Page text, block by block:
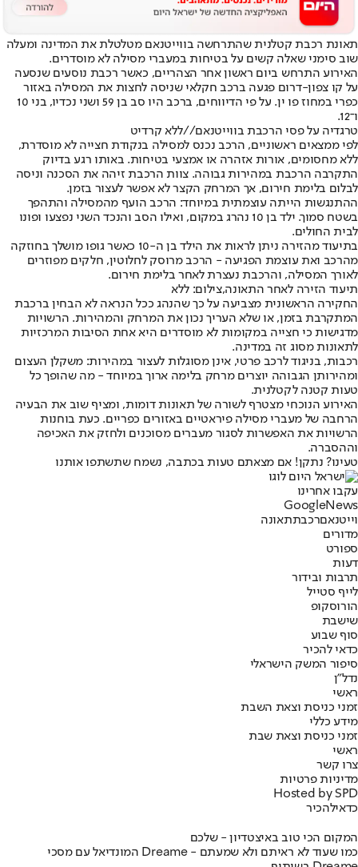
תאונת רכבת קטלנית שהתרחשה בווייטנאם מטלטלת את המדינה ומעלה
שוב סימני שאלה קשים על בטיחות במעברי מסילה לא מוסדרים.
האירוע התרחש ביום ראשון אחר הצהריים, כאשר רכבת נוסעים שנסעה
על קו צפון-דרום פגעה ברכב חקלאי שניסה לחצות את המסילה באזור
כפרי במחוז פו ין. על פי הדיווחים, ברכב היו סב בן 59 ושני נכדיו, בני 10
ו־12.
טרגדיה על פסי הרכבת בווייטנאם//ללא קרדיט
לפי ממצאים ראשוניים, הרכב נכנס למסילה בנקודת חצייה לא מוסדרת,
ללא מחסומים, אורות אזהרה או אמצעי בטיחות. באותו רגע בדיוק
התקרבה הרכבת במהירות גבוהה. צוות הרכבת זיהה את הסכנה וניסה
לבלום בלימת חירום, אך המרחק הקצר לא אפשר לעצור בזמן.
ההתנגשות הייתה עוצמתית במיוחד: הרכב הועף מהמסילה והתהפך
בשטח סמוך. ילד בן 10 נהרג במקום, ואילו הסב והנכד השני נפצעו ופונו
לבית החולים.
בתיעוד מהזירה ניתן לראות את הילד בן ה-10 כאשר גופו מושלך בחוזקה
מהרכב ואת עוצמת הפגיעה - הרכב מרוסק לחלוטין, חלקים מפוזרים
לאורך המסילה, והרכבת נעצרת לאחר בלימת חירום.
תיעוד הזירה לאחר התאונה,צילום: ללא
החקירה הראשונית מצביעה על כך שהנהג ככל הנראה לא הבחין ברכבת
המתקרבת בזמן, או שלא העריך נכון את המרחק והמהירות. הרשויות
מדגישות כי חצייה במקומות לא מוסדרים היא אחת הסיבות המרכזיות
לתאונות מסוג זה במדינה.
רכבות, בניגוד לרכב פרטי, אינן מסוגלות לעצור במהירות: משקלן העצום
ומהירותן הגבוהה יוצרים מרחק בלימה ארוך במיוחד - מה שהופך כל
טעות קטנה לקטלנית.
האירוע הנוכחי מצטרף לשורה של תאונות דומות, ומציף שוב את הבעיה
הרחבה של מעברי מסילה פיראטיים באזורים כפריים. כעת בוחנות
הרשויות את האפשרות לסגור מעברים מסוכנים ולחזק את האכיפה
וההסברה.
טעינו? נתקן! אם מצאתם טעות בכתבה, נשמח שתשתפו אותנו
עקבו אחרינו
Googl eNews
וייטנאםרכבתתאונה
מדורים
ספורט
דעות
תרבות ובידור
לייף סטייל
הורוסקופ
שישבת
סוף שבוע
כדאי להכיר
סיפור המשק הישראלי
נדל"ן
ראשי
זמני כניסת וצאת השבת
מידע כללי
זמני כניסת וצאת שבת
ראשי
צרו קשר
מדיניות פרטיות
Hosted by SPD
כדאילהכיר
המקום הכי טוב באיצטדיון - שלכם
המונדיאל עם מסכי Dreame - כמו שעוד לא ראיתם ולא שמעתם